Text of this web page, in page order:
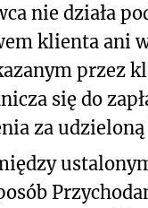
nie działa
klienta ani
przez
się do
za